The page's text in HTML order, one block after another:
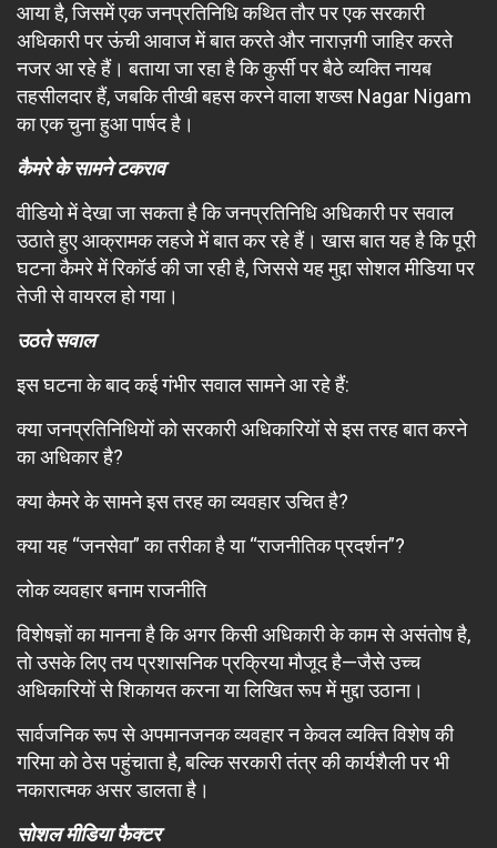
आया है, जिसमें एक जनप्रतिनिधि कथित तौर पर एक सरकारी
अधिकारी पर ऊंची आवाज में बात करते और नाराज़गी जाहिर करते
नजर आ रहे हैं। बताया जा रहा है कि कुर्सी पर बैठे व्यक्ति नायब
तहसीलदार हैं, जबकि तीखी बहस करने वाला शख्स Nagar Nigam
का एक चुना हुआ पार्षद है।
कैमरे के सामने टकराव
वीडियो में देखा जा सकता है कि जनप्रतिनिधि अधिकारी पर सवाल
उठाते हुए आक्रामक लहजे में बात कर रहे हैं। खास बात यह है कि पूरी
घटना कैमरे में रिकॉर्ड की जा रही है, जिससे यह मुद्दा सोशल मीडिया पर
तेजी से वायरल हो गया।
उठते सवाल
इस घटना के बाद कई गंभीर सवाल सामने आ रहे हैं:
क्या जनप्रतिनिधियों को सरकारी अधिकारियों से इस तरह बात करने
का अधिकार है?
क्या कैमरे के सामने इस तरह का व्यवहार उचित है?
क्या यह “जनसेवा” का तरीका है या “राजनीतिक प्रदर्शन”?
लोक व्यवहार बनाम राजनीति
विशेषज्ञों का मानना है कि अगर किसी अधिकारी के काम से असंतोष है,
तो उसके लिए तय प्रशासनिक प्रक्रिया मौजूद है—जैसे उच्च
अधिकारियों से शिकायत करना या लिखित रूप में मुद्दा उठाना।
सार्वजनिक रूप से अपमानजनक व्यवहार न केवल व्यक्ति विशेष की
गरिमा को ठेस पहुंचाता है, बल्कि सरकारी तंत्र की कार्यशैली पर भी
नकारात्मक असर डालता है।
सोशल मीडिया फैक्टर